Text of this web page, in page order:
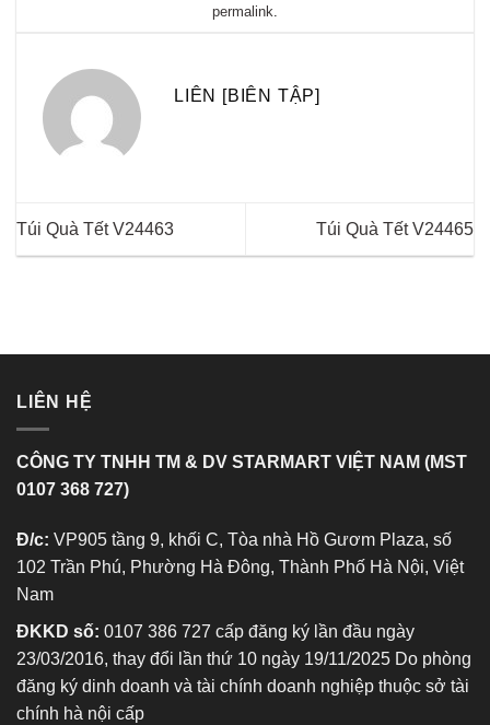
permalink.
LIÊN [BIÊN TẬP]
Túi Quà Tết V24463 Túi Quà Tết V24465
LIÊN HỆ
CÔNG TY TNHH TM & DV STARMART VIỆT NAM (MST
0107 368 727)
Đ/c: VP905 tầng 9, khối C, Tòa nhà Hồ Gươm Plaza, số
102 Trần Phú, Phường Hà Đông, Thành Phố Hà Nội, Việt
Nam
ĐKKD số: 0107 386 727 cấp đăng ký lần đầu ngày
23/03/2016, thay đổi lần thứ 10 ngày 19/11/2025 Do phòng
đăng ký dinh doanh và tài chính doanh nghiệp thuộc sở tài
chính hà nội cấp